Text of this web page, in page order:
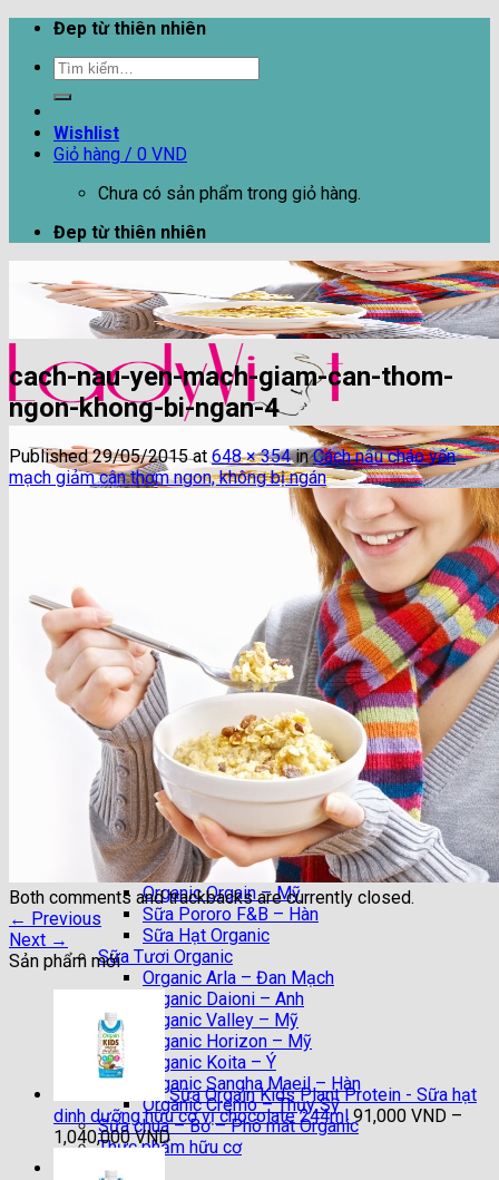
Skip
content
Đep từ thiên nhiên
Tìm
kiếm:
Wishlist
Giỏ hàng / 0 VND
Chưa có sản phẩm trong giỏ hàng.
Đep từ thiên nhiên
Giới Thiệu
Nhận Xét của KH
Tin Tức
Chuyên mục đẹp
Chia Sẻ
DIY (Do it yourself)
Làm Đẹp
Sức Khỏe
Vào Bếp
Khuyến Mại
Shop
Hạt Dinh Dưỡng
Trái cây sấy
Sữa Organic nhập khẩu
Organic Orgain – Mỹ
Sữa Pororo F&B – Hàn
Sữa Hạt Organic
Sữa Tươi Organic
Organic Arla – Đan Mạch
Organic Daioni – Anh
Organic Valley – Mỹ
Organic Horizon – Mỹ
Organic Koita – Ý
Organic Sangha Maeil – Hàn
Organic Cremo – Thụy Sỹ
Sữa chua – Bơ – Phô mát Organic
Thực phẩm hữu cơ
Liên hệ
cach-nau-yen-mach-giam-can-thom-
ngon-khong-bi-ngan-4
Published29/05/2015at648 × 354inCách nấu cháo yến
mạch giảm cân thơm ngon, không bị ngán
Both comments and trackbacks are currently closed.
← Previous
Next →
Sản phẩm mới
Sữa Orgain Kids Plant Protein - Sữa hạt
dinh dưỡng hữu cơ vị chocolate 244ml 91,000 VND –
1,040,000VNDKhoảng
giá: